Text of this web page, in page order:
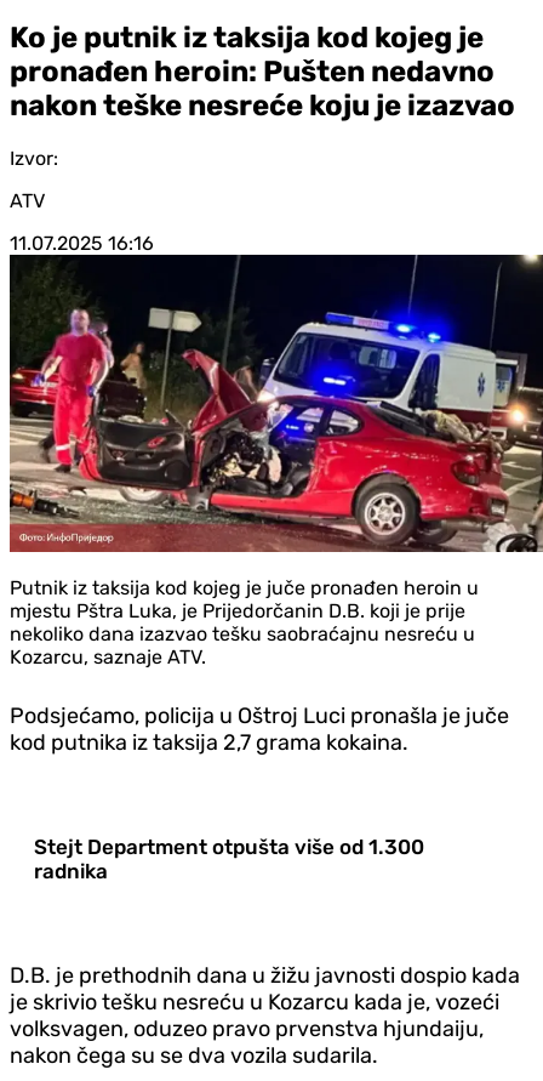
Ko je putnik iz taksija kod kojeg je
pronađen heroin: Pušten nedavno
nakon teške nesreće koju je izazvao
Izvor:
ATV
11.07.2025 16:16
Putnik iz taksija kod kojeg je juče pronađen heroin u
mjestu Pštra Luka, je Prijedorčanin D.B. koji je prije
nekoliko dana izazvao tešku saobraćajnu nesreću u
Kozarcu, saznaje ATV.
Podsjećamo, policija u Oštroj Luci pronašla je juče
kod putnika iz taksija 2,7 grama kokaina.
Stejt Department otpušta više od 1.300
radnika
D.B. je prethodnih dana u žižu javnosti dospio kada
je skrivio tešku nesreću u Kozarcu kada je, vozeći
volksvagen, oduzeo pravo prvenstva hjundaiju,
nakon čega su se dva vozila sudarila.